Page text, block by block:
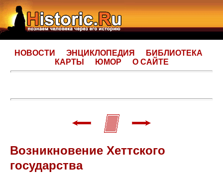
НОВОСТИ ЭНЦИКЛОПЕДИЯ
БИБЛИОТЕКА
КАРТЫ
ЮМОР О САЙТЕ
Возникновение Хеттского
государства